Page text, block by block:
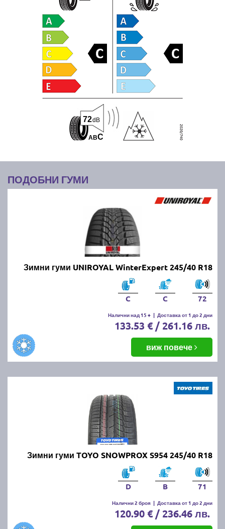
ABC
72dB
ПОДОБНИ ГУМИ
Зимни гуми UNIROYAL WinterExpert 245/40 R18
C C 72
Налични над 15 + | Доставка от 1 до 2 дни
133.53 € / 261.16 лв.
виж повече
Зимни гуми TOYO SNOWPROX S954 245/40 R18
D B 71
Налични 2 броя | Доставка от 1 до 2 дни
120.90 € / 236.46 лв.